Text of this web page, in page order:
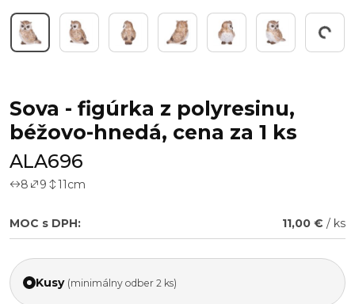
Working...
Sova - figúrka z polyresinu,
béžovo-hnedá, cena za 1 ks
ALA696
8 9 11cm
MOC s DPH: 11,00 € / ks
Kusy (minimálny odber 2 ks)